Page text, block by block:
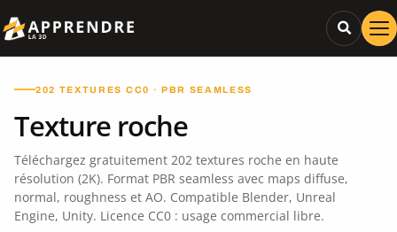
202 TEXTURES CC0 · PBR SEAMLESS
Texture roche
Téléchargez gratuitement 202 textures roche en haute
résolution (2K). Format PBR seamless avec maps diffuse,
normal, roughness et AO. Compatible Blender, Unreal
Engine, Unity. Licence CC0 : usage commercial libre.